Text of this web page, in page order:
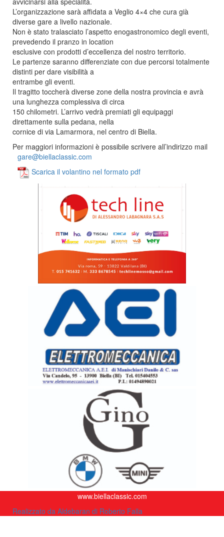
L’organizzazione sarà affidata a Veglio 4×4 che cura già
diverse gare a livello nazionale.
Non è stato tralasciato l’aspetto enogastronomico degli eventi,
prevedendo il pranzo in location
esclusive con prodotti d’eccellenza del nostro territorio.
Le partenze saranno differenziate con due percorsi totalmente
distinti per dare visibilità a
entrambe gli eventi.
Il tragitto toccherà diverse zone della nostra provincia e avrà
una lunghezza complessiva di circa
150 chilometri. L’arrivo vedrà premiati gli equipaggi
direttamente sulla pedana, nella
cornice di via Lamarmora, nel centro di Biella.
Per maggiori informazioni è possibile scrivere all’indirizzo mail
gare@biellaclassic.com
Scarica il volantino nel formato pdf
www.biellaclassic.com
Realizzato da Aldebaran di Roberto Falla